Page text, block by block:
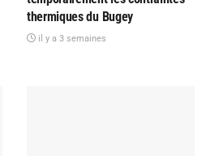
thermiques du Bugey
il y a 3 semaines